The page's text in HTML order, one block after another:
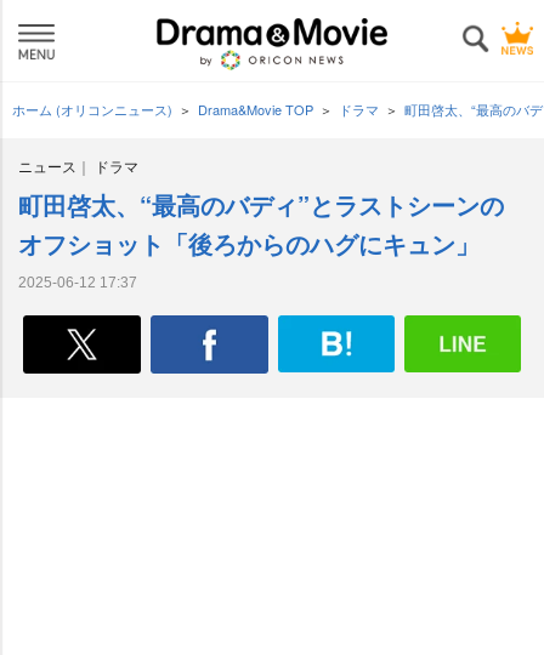
ホーム (オリコンニュース) Drama&Movie TOP ドラマ 町田啓太、“最高のバ
ニュース ドラマ
町田啓太、“最高のバディ”とラストシーンの
オフショット「後ろからのハグにキュン」
2025-06-12 17:37